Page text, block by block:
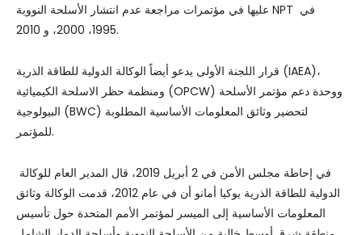
عليها في مؤتمرات مراجعة عدم انتشار الأسلحة النووية NPT في
1995، 2000، و 2010.
قرار اللجنة الأولى يدعو أيضاً الوكالة الدولية للطاقة الذرية (IAEA)،
ومنظمة حظر الاسلحة الكيميائية (OPCW) ووحدة دعم مؤتمر الأسلحة
البيولوجية (BWC) لتحضير وثائق المعلومات الأساسية المطلوبة
للمؤتمر.
الدولية للطاقة الذرية يوكيا أمانو أن في عام 2012، قدمت الوكالة وثائق
المعلومات الأساسية إلى الميسر لمؤتمر الأمم المتحدة حول تأسيس